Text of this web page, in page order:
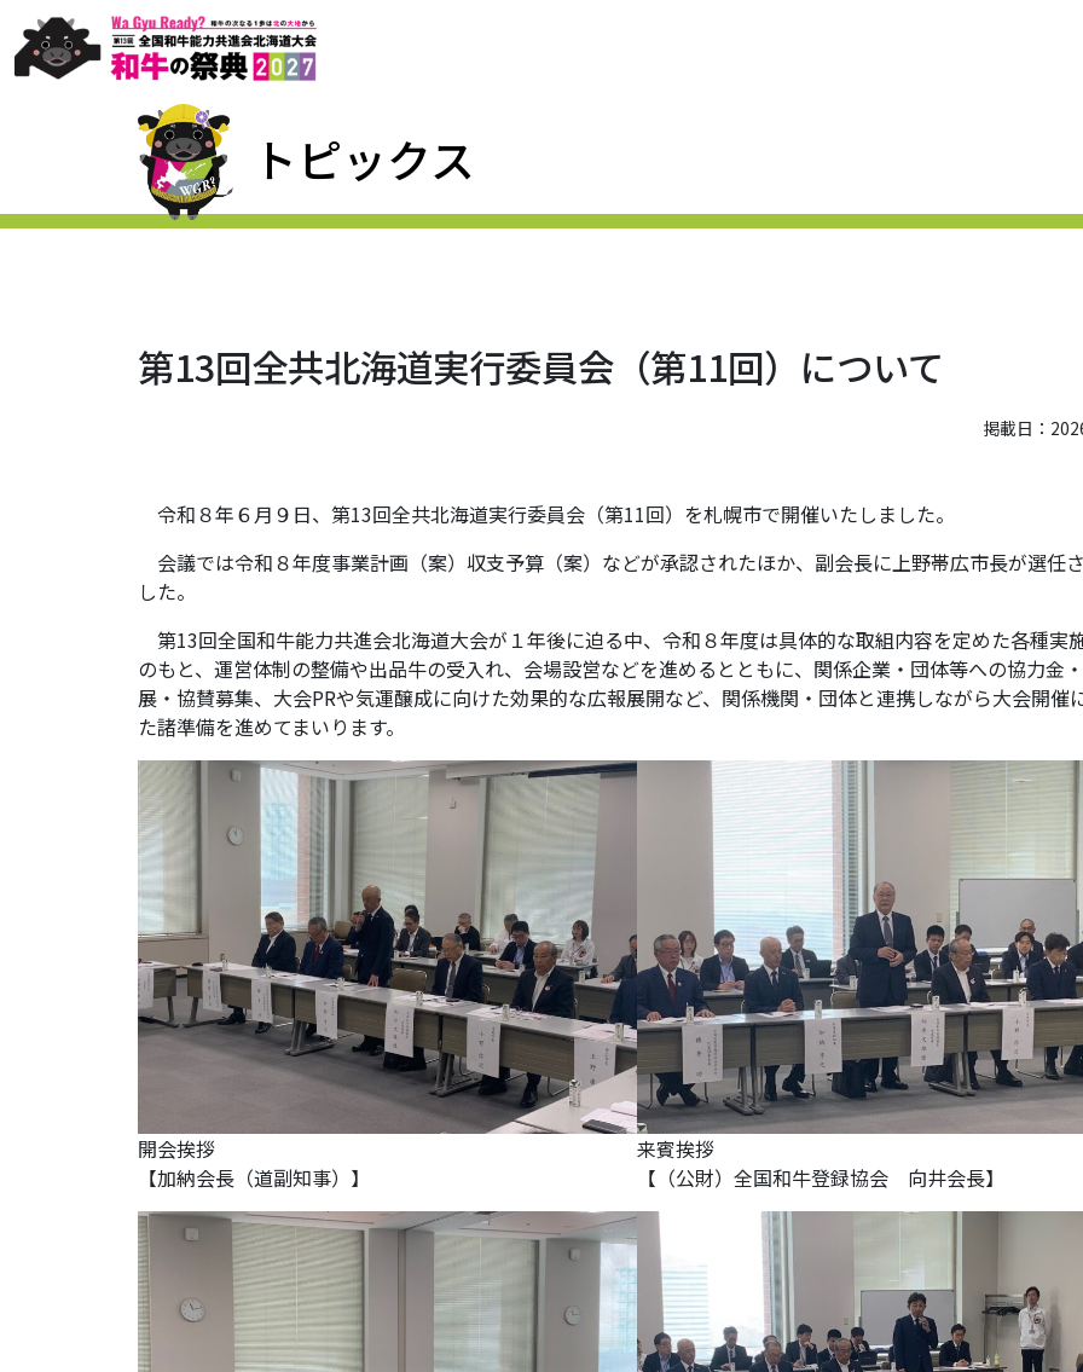
トピックス
第13回全共北海道実行委員会（第11回）について
掲載日：
令和８年６月９日、第13回全共北海道実行委員会（第11回）を札幌市で開催いたしました。
会議では令和８年度事業計画（案）収支予算（案）などが承認されたほか、副会長に上野帯広市長が選任
した。
第13回全国和牛能力共進会北海道大会が１年後に迫る中、令和８年度は具体的な取組内容を定めた各種実
のもと、運営体制の整備や出品牛の受入れ、会場設営などを進めるとともに、関係企業・団体等への協力金
展・協賛募集、大会PRや気運醸成に向けた効果的な広報展開など、関係機関・団体と連携しながら大会開催
た諸準備を進めてまいります。
開会挨拶
【加納会長（道副知事）】
来賓挨拶
【（公財）全国和牛登録協会 向井会長】